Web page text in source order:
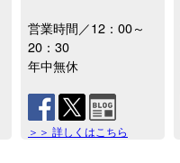
営業時間／12：00～
20：30
年中無休
＞＞ 詳しくはこちら